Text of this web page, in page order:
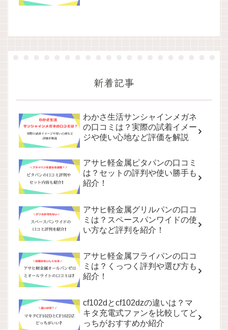
新着記事
わかさ生活サンシャインメガネ
の口コミは？実際の試着イメー
ジや使い心地など評価を解説
アサヒ軽金属ピタパンの口コミ
は？セットの評判や使い勝手も
紹介！
アサヒ軽金属グリルパンの口コ
ミは？スペースパンワイドの使
い方など評判を紹介！
アサヒ軽金属フライパンの口コ
ミは？くっつく評判や選び方も
紹介！
cf102dとcf102dzの違いは？マ
キタ充電式ファンを比較してど
っちがおすすめか紹介